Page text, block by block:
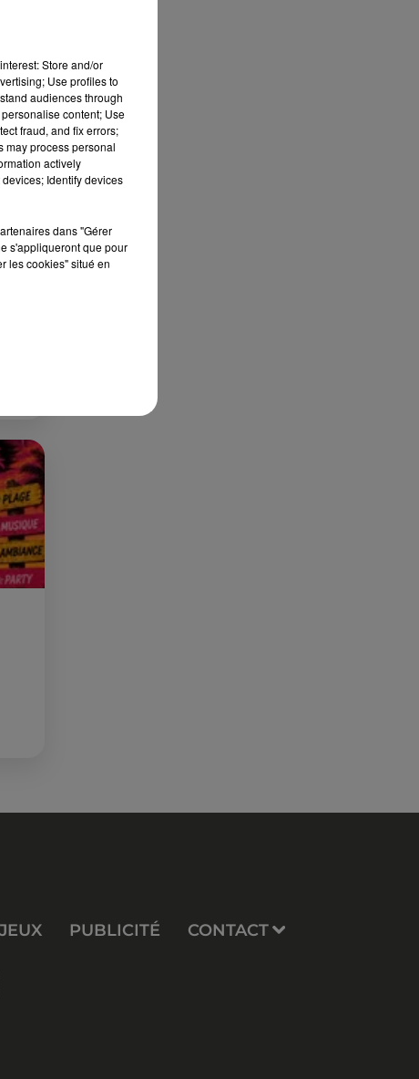
le
Publié : 19 septembre 2022 à 16h49 par Corentin
Aubry
JEUX PUBLICITÉ CONTACT
Store and/or
Use profiles to
audiences through
content; Use
fraud, and fix errors;
may process personal
actively
Identify devices
dans "Gérer
s'appliqueront que pour
les cookies" situé en